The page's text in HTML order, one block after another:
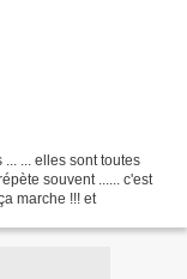
... elles sont toutes
souvent ...... c'est
marche !!! et